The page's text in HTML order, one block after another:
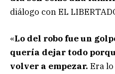
diálogo con EL
«Lo del robo fue un
quería dejar todo
volver a empezar. Era